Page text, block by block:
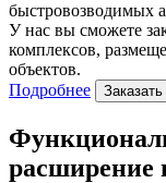
быстровозводимых
У нас вы сможете
комплексов,
объектов.
Подробнее
расширение